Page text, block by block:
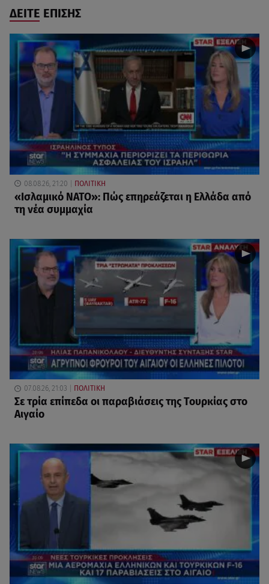
ΔΕΙΤΕ ΕΠΙΣΗΣ
08.08.26, 21:20 ΠΟΛΙΤΙΚΗ
«Ισλαμικό ΝΑΤΟ»: Πώς επηρεάζεται η Ελλάδα από
τη νέα συμμαχία
07.08.26, 21:03 ΠΟΛΙΤΙΚΗ
Σε τρία επίπεδα οι παραβιάσεις της Τουρκίας στο
Αιγαίο